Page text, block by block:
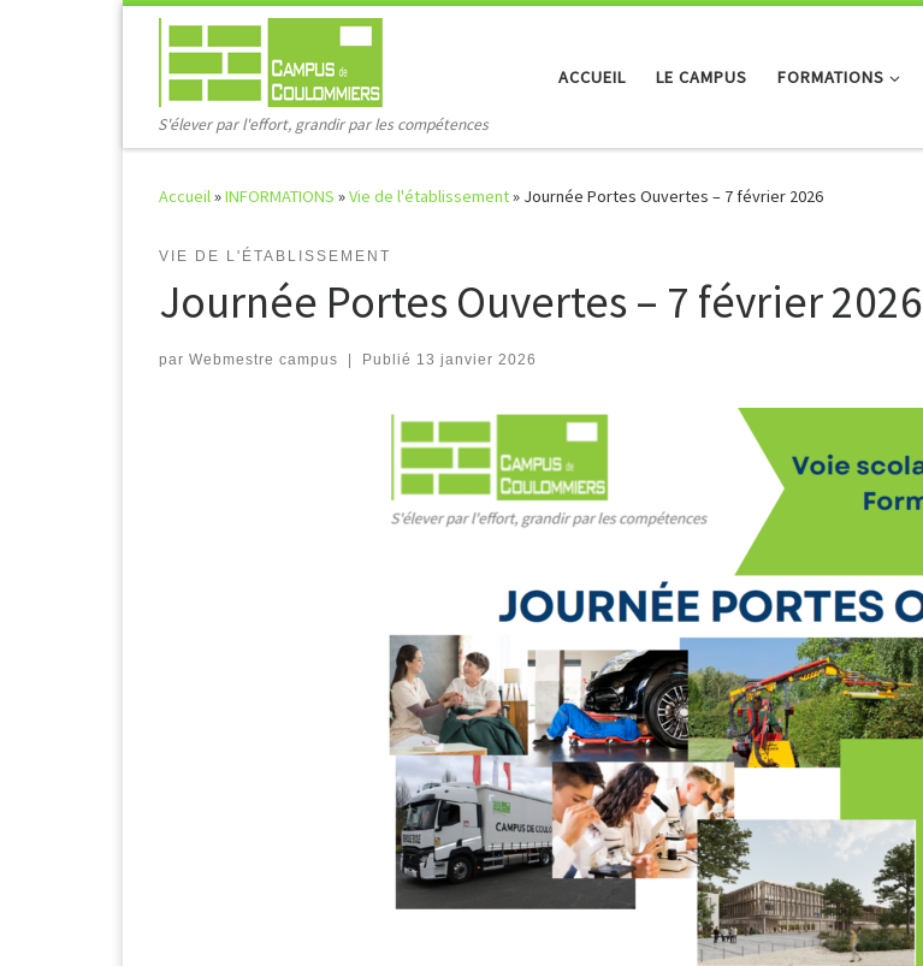
Passer au contenu
S'élever par l'effort, grandir par les compétences
ACCUEIL LE CAMPUS FORMATIONS
Accueil»INFORMATIONS »Vie de l'établissement» Journée Portes Ouvertes – 7 février 2026
VIE DE L'ÉTABLISSEMENT
Journée Portes Ouvertes – 7 février 2026
par Webmestre campus Publié 13 janvier 2026